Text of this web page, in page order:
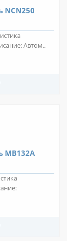
Автом..